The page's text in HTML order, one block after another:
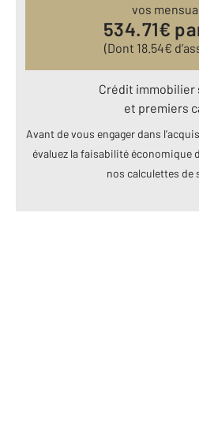
vos
534.71€
(Dont 18.54€
Crédit immobilier
et premiers
Avant de vous engager dans
évaluez la faisabilité économique
nos calculettes de